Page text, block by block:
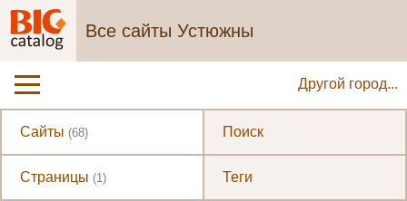
Все сайты Устюжны
Другой город...
Сайты (68)
Страницы (1)
Поиск
Теги